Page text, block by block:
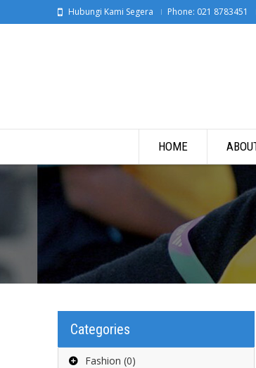
Hubungi Kami Segera Phone: 021 8783451
HOME
Categories
Fashion (0)